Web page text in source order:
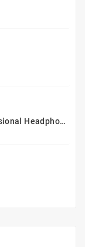
Audeze MM-500 Professional Headphones